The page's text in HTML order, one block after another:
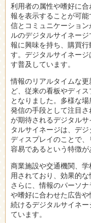
利用者の属性や嗜好に
報を表示することが可
信とコミュニケーショ
ルのデジタルサイネー
報に興味を持ち、購買
す。デジタルサイネー
す普及しています。
情報のリアルタイムな
ど、従来の看板やディ
となりました。多様な
発信の手段として注目
が期待されるデジタル
タルサイネージは、デ
ディスプレイのことで
容易であるという特徴が
商業施設や交通機関、
用されており、効果的
さらに、情報のパーソ
や嗜好に合わせた広告
続けるデジタルサイネ
ています。